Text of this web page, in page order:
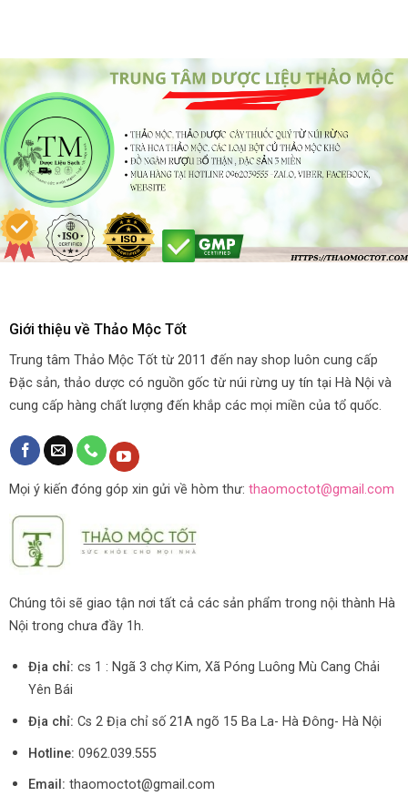
Giới thiệu về Thảo Mộc Tốt
Trung tâm Thảo Mộc Tốt từ 2011 đến nay shop luôn cung cấp
Đặc sản, thảo dược có nguồn gốc từ núi rừng uy tín tại Hà Nội và
cung cấp hàng chất lượng đến khắp các mọi miền của tổ quốc.
Mọi ý kiến đóng góp xin gửi về hòm thư: thaomoctot@gmail.com
Chúng tôi sẽ giao tận nơi tất cả các sản phẩm trong nội thành Hà
Nội trong chưa đầy 1h.
Địa chỉ: cs 1 : Ngã 3 chợ Kim, Xã Póng Luông Mù Cang Chải
Yên Bái
Địa chỉ: Cs 2 Địa chỉ số 21A ngõ 15 Ba La- Hà Đông- Hà Nội
Hotline: 0962.039.555
Email: thaomoctot@gmail.com